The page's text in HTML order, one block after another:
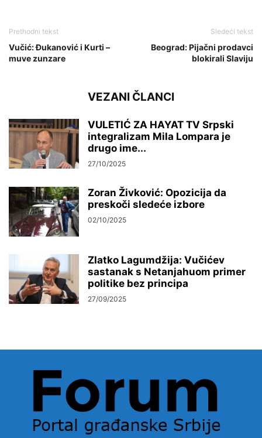
Prethodni tekst
Vučić: Đukanović i Kurti –
muve zunzare
Sledeći tekst
Beograd: Pijačni prodavci
blokirali Slaviju
VEZANI ČLANCI
VULETIĆ ZA HAYAT TV Srpski
integralizam Mila Lompara je
drugo ime...
27/10/2025
Zoran Živković: Opozicija da
preskoči sledeće izbore
02/10/2025
Zlatko Lagumdžija: Vučićev
sastanak s Netanjahuom primer
politike bez principa
27/09/2025